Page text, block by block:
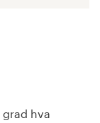
hva